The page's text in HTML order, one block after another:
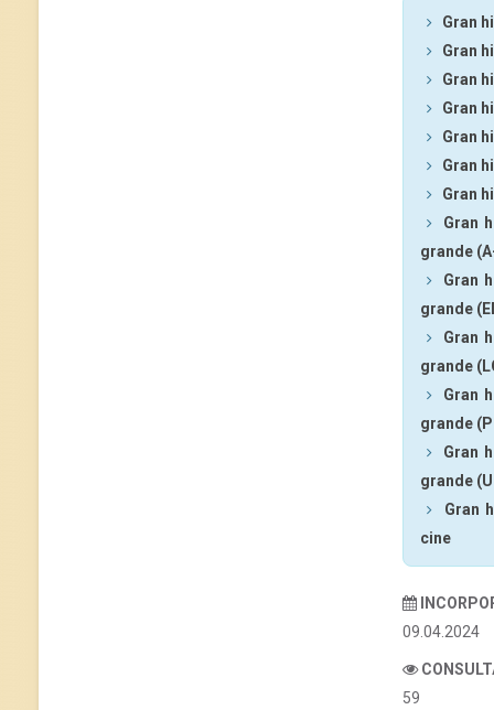
Gran
Gran
Gran
Gran
Gran
Gran
Gran
Gran
grande
Gran
grande
Gran
grande
Gran
grande
Gran
grande
Gran
cine
09.04.2024
59